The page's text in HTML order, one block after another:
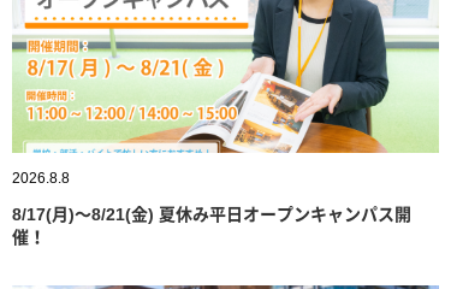
2026.8.8
8/17(月)～8/21(金) 夏休み平日オープンキャンパス開
催！